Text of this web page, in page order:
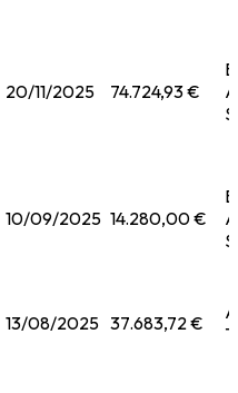
20/11/2025 74.724,93 €
10/09/2025 14.280,00 €
13/08/2025 37.683,72 €